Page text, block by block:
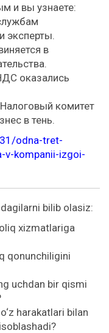
и вы узнаете:
эксперты.
в
оказались
комитет
в тень.
odna-tret-
v-kompanii-izgoi-
bilib olasiz:
xizmatlariga
qonunchiligini
uchdan bir qismi
harakatlari bilan